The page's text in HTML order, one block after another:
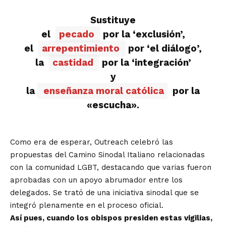
Sustituye
el
pecado
por la ‘exclusión’,
el
arrepentimiento
por ‘el diálogo’,
la
castidad
por la ‘integración’
y
la
enseñanza moral católica
por la
«escucha».
Como era de esperar, Outreach celebró las
propuestas del Camino Sinodal Italiano relacionadas
con la comunidad LGBT, destacando que varias fueron
aprobadas con un apoyo abrumador entre los
delegados. Se trató de una iniciativa sinodal que se
integró plenamente en el proceso oficial.
Así pues, cuando los obispos presiden estas vigilias,